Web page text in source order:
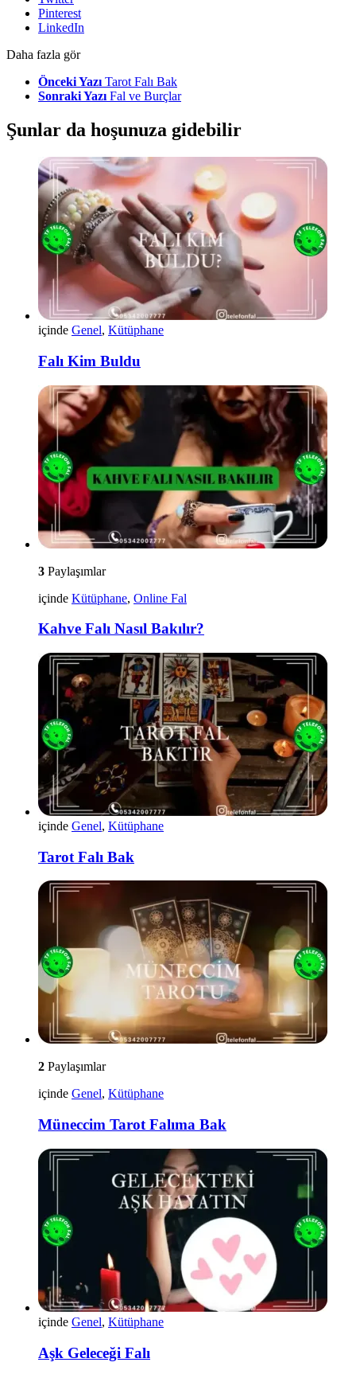
Pinterest
LinkedIn
Daha fazla gör
Önceki Yazı Tarot Falı Bak
Sonraki Yazı Fal ve Burçlar
Şunlar da hoşunuza gidebilir
içinde Genel, Kütüphane
Falı Kim Buldu
3 Paylaşımlar
içinde Kütüphane, Online Fal
Kahve Falı Nasıl Bakılır?
içinde Genel, Kütüphane
Tarot Falı Bak
2 Paylaşımlar
içinde Genel, Kütüphane
Müneccim Tarot Falıma Bak
içinde Genel, Kütüphane
Aşk Geleceği Falı